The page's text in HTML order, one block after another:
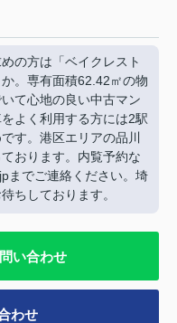
の方は「ベイクレスト
。専有面積62.42㎡の物
て心地の良い中古マン
よく利用する方には2駅
す。港区エリアの品川
おります。内覧予約な
までご連絡ください。埼
ちしております。
い合わせ
わせ